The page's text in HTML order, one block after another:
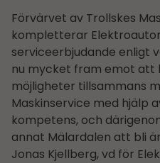
Förvärvet av Trollskes
kompletterar
serviceerbjudande enligt
nu mycket fram emot att
möjligheter tillsammans
Maskinservice med hjälp
kompetens, och
annat Mälardalen att bli
Jonas Kjellberg, vd för